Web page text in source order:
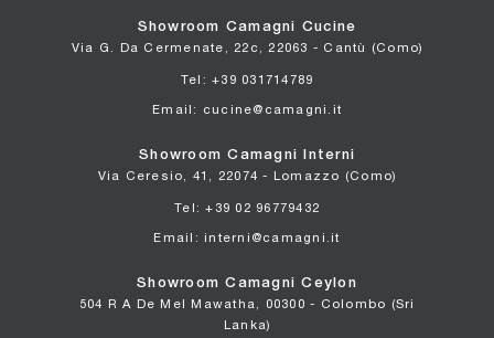
Showroom Camagni Cucine
Via G. Da Cermenate, 22c, 22063 - Cantù (Como)
Tel: +39 031714789
Email: cucine@camagni.it
Showroom Camagni Interni
Via Ceresio, 41, 22074 - Lomazzo (Como)
Tel: +39 02 96779432
Email: interni@camagni.it
Showroom Camagni Ceylon
504 R A De Mel Mawatha, 00300 - Colombo (Sri
Lanka)